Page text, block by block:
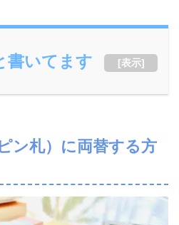
書いてます [表示]
ン札）に両替する方